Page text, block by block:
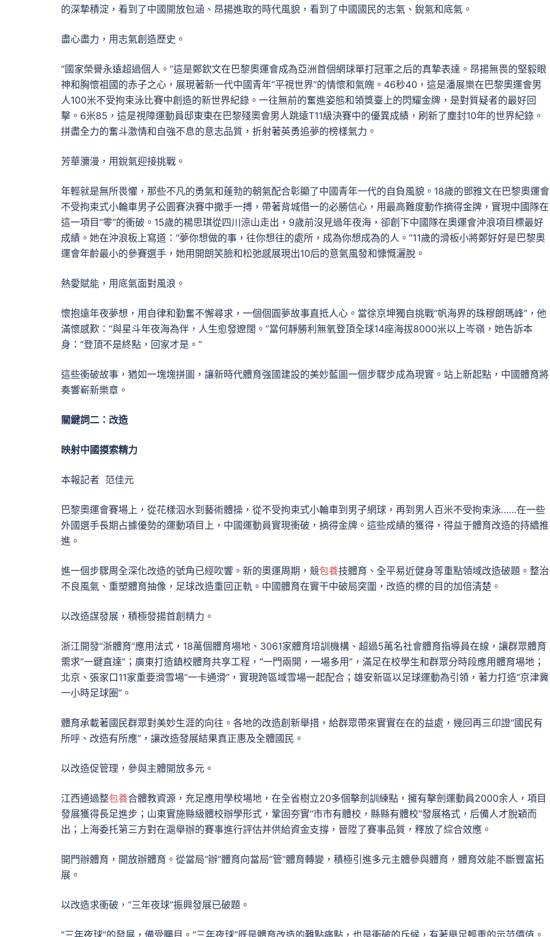
的深摯積淀，看到了中國開放包涵、昂揚進取的時代風貌，看到了中國國民的志氣、銳氣和底氣。
盡心盡力，用志氣創造歷史。
“國家榮譽永遠超過個人。”這是鄭欽文在巴黎奧運會成為亞洲首個網球單打冠軍之后的真摯表達。昂揚無畏的堅毅眼
神和胸懷祖國的赤子之心，展現著新一代中國青年“平視世界”的情懷和氣魄。46秒40，這是潘展樂在巴黎奧運會男
人100米不受拘束泳比賽中創造的新世界紀錄。一往無前的奮進姿態和領獎臺上的閃耀金牌，是對質疑者的最好回
擊。6米85，這是視障運動員邸東東在巴黎殘奧會男人跳遠T11級決賽中的優異成績，刷新了塵封10年的世界紀錄。
拼盡全力的奮斗激情和自強不息的意志品質，折射著英勇追夢的榜樣氣力。
芳華瀰漫，用銳氣迎接挑戰。
年輕就是無所畏懼，那些不凡的勇氣和蓬勃的朝氣配合彰顯了中國青年一代的自負風貌。18歲的鄧雅文在巴黎奧運會
不受拘束式小輪車男子公園賽決賽中撒手一搏，帶著背城借一的必勝信心，用最高難度動作摘得金牌，實現中國隊在
這一項目“零”的衝破。15歲的楊思琪從四川涼山走出，9歲前沒見過年夜海，卻創下中國隊在奧運會沖浪項目標最好
成績。她在沖浪板上寫道：“夢你想做的事，往你想往的處所，成為你想成為的人。”11歲的滑板小將鄭好好是巴黎奧
運會年齡最小的參賽選手，她用開朗笑臉和松弛感展現出10后的意氣風發和慷慨灑脫。
熱愛賦能，用底氣面對風浪。
懷抱遠年夜夢想，用自律和勤奮不懈尋求，一個個圓夢故事直抵人心。當徐京坤獨自挑戰“帆海界的珠穆朗瑪峰”，他
滿懷感歎：“與星斗年夜海為伴，人生愈發遼闊。”當何靜勝利無氧登頂全球14座海拔8000米以上岑嶺，她告訴本
身：“登頂不是終點，回家才是。”
這些衝破故事，猶如一塊塊拼圖，讓新時代體育強國建設的美妙藍圖一個步驟步成為現實。站上新起點，中國體育將
奏響嶄新樂章。
關鍵詞二：改造
映射中國摸索精力
本報記者 范佳元
巴黎奧運會賽場上，從花樣泅水到藝術體操，從不受拘束式小輪車到男子網球，再到男人百米不受拘束泳……在一些
外國選手長期占據優勢的運動項目上，中國運動員實現衝破，摘得金牌。這些成績的獲得，得益于體育改造的持續推
進。
進一個步驟周全深化改造的號角已經吹響。新的奧運周期，競包養技體育、全平易近健身等重點領域改造破題。整治
不良風氣、重塑體育抽像，足球改造重回正軌。中國體育在實干中破局突圍，改造的標的目的加倍清楚。
以改造謀發展，積極發揚首創精力。
浙江開發“浙體育”應用法式，18萬個體育場地、3061家體育培訓機構、超過5萬名社會體育指導員在線，讓群眾體育
需求“一鍵直達”；廣東打造鎮校體育共享工程，“一門兩開，一場多用”，滿足在校學生和群眾分時段應用體育場地；
北京、張家口11家重要滑雪場“一卡通滑”，實現跨區域雪場一起配合；雄安新區以足球運動為引領，著力打造“京津冀
一小時足球圈”。
體育承載著國民群眾對美妙生涯的向往。各地的改造創新舉措，給群眾帶來實實在在的益處，幾回再三印證“國民有
所呼、改造有所應”，讓改造發展結果真正惠及全體國民。
以改造促管理，參與主體開放多元。
江西通過整包養合體教資源，充足應用學校場地，在全省樹立20多個擊劍訓練點，擁有擊劍運動員2000余人，項目
發展獲得長足進步；山東實施縣級體校辦學形式，鞏固夯實“市市有體校，縣縣有體校”發展格式，后備人才脫穎而
出；上海委托第三方對在滬舉辦的賽事進行評估并供給資金支撐，晉陞了賽事品質，釋放了綜合效應。
開門辦體育，開放辦體育。從當局“辦”體育向當局“管”體育轉變，積極引進多元主體參與體育，體育效能不斷豐富拓
展。
以改造求衝破，“三年夜球”振興發展已破題。
“三年夜球”的發展，備受矚目。“三年夜球”既是體育改造的難點痛點，也是衝破的斥候，有著舉足輕重的示范價值。